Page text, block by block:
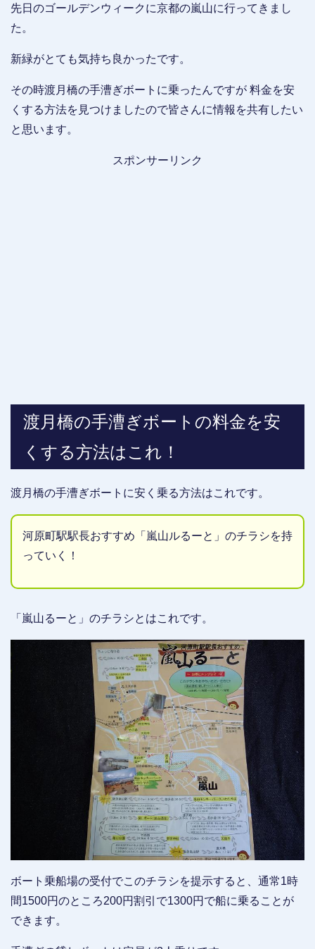
先日のゴールデンウィークに京都の嵐山に行ってきまし
た。
新緑がとても気持ち良かったです。
その時渡月橋の手漕ぎボートに乗ったんですが 料金を安
くする方法を見つけましたので皆さんに情報を共有したい
と思います。
スポンサーリンク
渡月橋の手漕ぎボートの料金を安
くする方法はこれ！
渡月橋の手漕ぎボートに安く乗る方法はこれです。
河原町駅駅長おすすめ「嵐山ルるーと」のチラシを持
っていく！
「嵐山るーと」のチラシとはこれです。
ボート乗船場の受付でこのチラシを提示すると、通常1時
間1500円のところ200円割引で1300円で船に乗ることが
できます。